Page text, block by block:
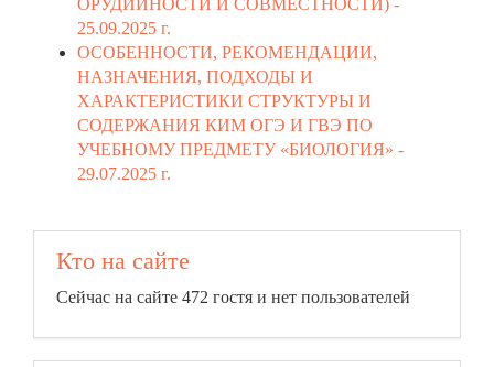
ОРУДИЙНОСТИ И СОВМЕСТНОСТИ) -
25.09.2025 г.
ОСОБЕННОСТИ, РЕКОМЕНДАЦИИ,
НАЗНАЧЕНИЯ, ПОДХОДЫ И
ХАРАКТЕРИСТИКИ СТРУКТУРЫ И
СОДЕРЖАНИЯ КИМ ОГЭ И ГВЭ ПО
УЧЕБНОМУ ПРЕДМЕТУ «БИОЛОГИЯ» -
29.07.2025 г.
Кто на сайте
Сейчас на сайте 472 гостя и нет пользователей